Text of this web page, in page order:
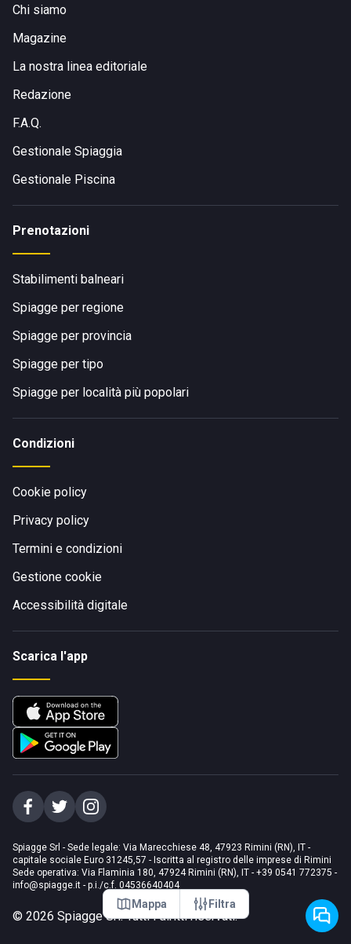
Mappa Filtra
Chi siamo
Magazine
La nostra linea editoriale
Redazione
F.A.Q.
Gestionale Spiaggia
Gestionale Piscina
Prenotazioni
Stabilimenti balneari
Spiagge per regione
Spiagge per provincia
Spiagge per tipo
Spiagge per località più popolari
Condizioni
Cookie policy
Privacy policy
Termini e condizioni
Gestione cookie
Accessibilità digitale
Scarica l'app
Spiagge Srl - Sede legale: Via Marecchiese 48, 47923 Rimini (RN), IT -
capitale sociale Euro 31245,57 - Iscritta al registro delle imprese di Rimini
Sede operativa: Via Flaminia 180, 47924 Rimini (RN), IT - +39 0541 772375 -
info@spiagge.it - p.i./c.f. 04536640404
© 2026 Spiagge Srl. Tutti i diritti riservati.